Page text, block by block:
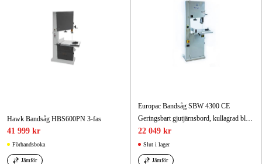
Hawk Bandsåg HBS600PN 3-fas
41 999 kr
Förhandsboka
Jämför
Europac Bandsåg SBW 4300 CE
Geringsbart gjutjärnsbord, kullagrad bladstyrning och sågbladsindikering. Enkel inställning av såghöjd.
22 049 kr
Slut i lager
Jämför